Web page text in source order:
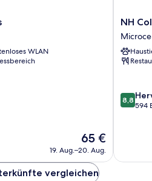
WLAN
Der
Preis
beträgt
65 €
65 €
19. Aug.–20. Aug.
NH
Buenos
Aires
Jousten
NH
8.8
von
8,8
594
vergleichen